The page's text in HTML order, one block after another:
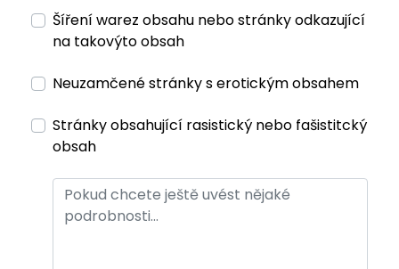
Šíření warez obsahu nebo stránky odkazující
na takovýto obsah
Neuzamčené stránky s erotickým obsahem
Stránky obsahující rasistický nebo fašistitcký
obsah